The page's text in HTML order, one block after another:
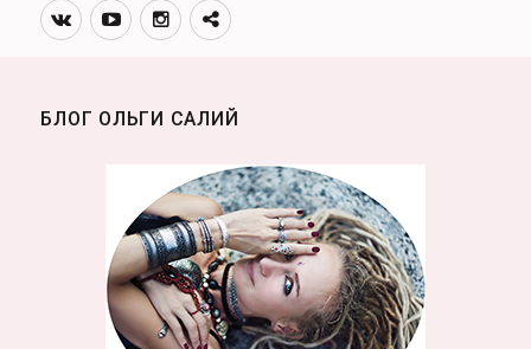
Вконтакте
YoutubeИнстаграмм
Телеграм
БЛОГ ОЛЬГИ САЛИЙ